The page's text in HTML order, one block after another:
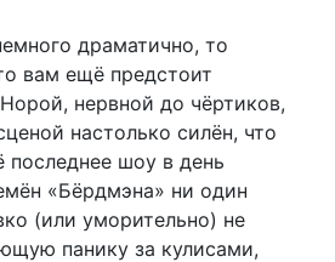
драматично, то
вам ещё предстоит
нервной до чёртиков,
настолько силён, что
последнее шоу в день
«Бёрдмэна» ни один
(или уморительно) не
панику за кулисами,